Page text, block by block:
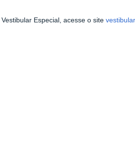
Especial, acesse o site